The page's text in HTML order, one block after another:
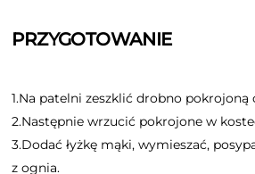
PRZYGOTOWANIE
1.Na patelni zeszklić drobno
2.Następnie wrzucić pokrojone w
3.Dodać łyżkę mąki, wymieszać,
z ognia.